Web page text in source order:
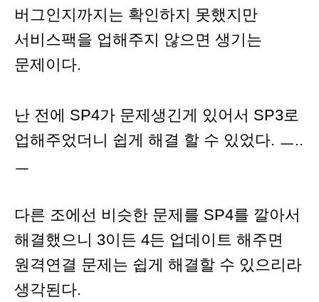
버그인지까지는 확인하지 못했지만
서비스팩을 업해주지 않으면 생기는
문제이다.
난 전에 SP4가 문제생긴게 있어서 SP3로
업해주었더니 쉽게 해결 할 수 있었다. ㅡ..
ㅡ
다른 조에선 비슷한 문제를 SP4를 깔아서
해결했으니 3이든 4든 업데이트 해주면
원격연결 문제는 쉽게 해결할 수 있으리라
생각된다.